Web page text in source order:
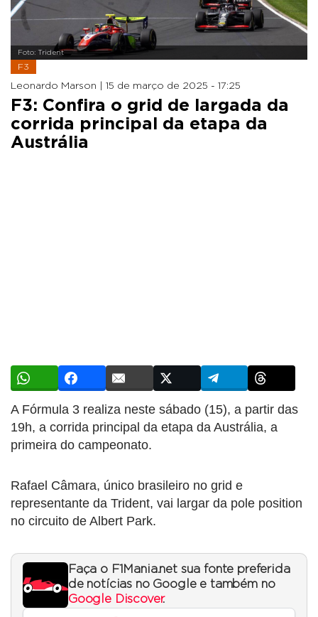
Foto: Trident
F3
Leonardo Marson | 15 de março de 2025 - 17:25
F3: Confira o grid de largada da
corrida principal da etapa da
Austrália
A Fórmula 3 realiza neste sábado (15), a partir das
19h, a corrida principal da etapa da Austrália, a
primeira do campeonato.
Rafael Câmara, único brasileiro no grid e
representante da Trident, vai largar da pole position
no circuito de Albert Park.
Faça o F1Mania.net sua fonte preferida
de notícias no Google e também no
Google Discover.